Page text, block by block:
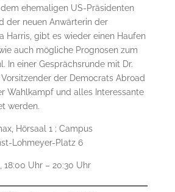
ehemaligen US-Präsidenten
der neuen Anwärterin der
Harris, gibt es wieder einen Haufen
auch mögliche Prognosen zum
In einer Gesprächsrunde mit Dr.
Vorsitzender der Democrats Abroad
Wahlkampf und alles Interessante
werden.
Hörsaal 1 ; Campus
Lohmeyer-Platz 6
18:00 Uhr – 20:30 Uhr